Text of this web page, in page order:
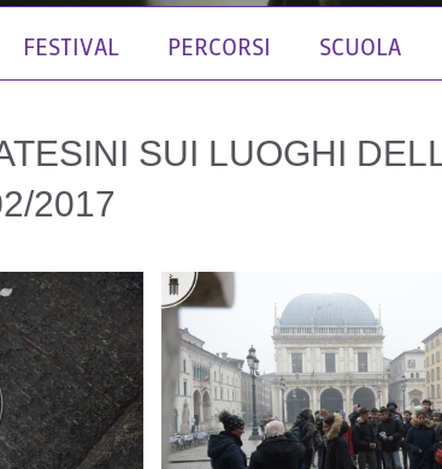
FESTIVAL PERCORSI SCUOLA
SUI LUOGHI
2017